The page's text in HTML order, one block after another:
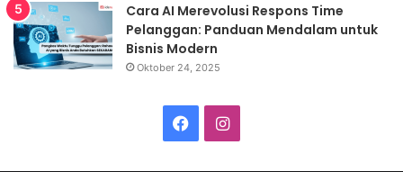
Cara AI Merevolusi Respons Time
Pelanggan: Panduan Mendalam untuk
Bisnis Modern
Oktober 24, 2025
FacebookInstagram